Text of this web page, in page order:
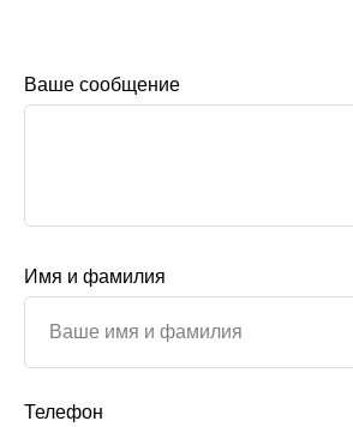
Ваше сообщение
Имя и фамилия
Телефон